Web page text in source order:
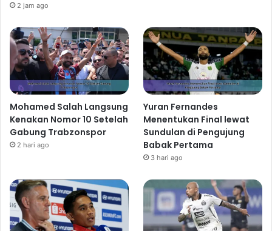
2 jam ago
Mohamed Salah Langsung
Kenakan Nomor 10 Setelah
Gabung Trabzonspor
2 hari ago
Yuran Fernandes
Menentukan Final lewat
Sundulan di Pengujung
Babak Pertama
3 hari ago